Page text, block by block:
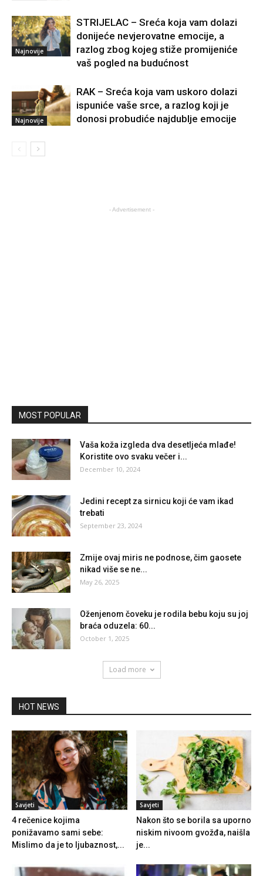
Najnovije
STRIJELAC – Sreća koja vam dolazi
donijeće nevjerovatne emocije, a
razlog zbog kojeg stiže promijeniće
vaš pogled na budućnost
Najnovije
RAK – Sreća koja vam uskoro dolazi
ispuniće vaše srce, a razlog koji je
donosi probudiće najdublje emocije
- Advertisement -
MOST POPULAR
Vaša koža izgleda dva desetljeća mlađe!
Koristite ovo svaku večer i...
December 10, 2024
Jedini recept za sirnicu koji će vam ikad
trebati
September 23, 2024
Zmije ovaj miris ne podnose, čim gaosete
nikad više se ne...
May 26, 2025
Oženjenom čoveku je rodila bebu koju su joj
braća oduzela: 60...
October 1, 2025
Load more
HOT NEWS
Savjeti
4 rečenice kojima
ponižavamo sami sebe:
Mislimo da je to ljubaznost,...
Savjeti
Nakon što se borila sa uporno
niskim nivoom gvožđa, naišla
je...